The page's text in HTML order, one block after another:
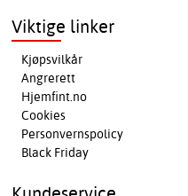
Viktige linker
Kjøpsvilkår
Angrerett
Hjemfint.no
Cookies
Personvernspolicy
Black Friday